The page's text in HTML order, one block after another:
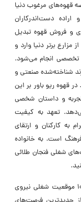
قهوه‌های مرغوب دنیا
اراده دست‌اندرکاران
و فروش قهوه تبدیل
برتر دنیا وارد و
تخصصی انجام می‌شود.
تخصص، برند شناخته‌شده صنعتی و
قهوه ریو باور بر این
و داستان شخصی
تعهد به کیفیت
به کارکنان و ارتقای
است. به خانواده
شغلی فنجان طلائی
فنجان طلائی روژان در حال حاضر در ۱۰ موقعیت شغلی نیروی